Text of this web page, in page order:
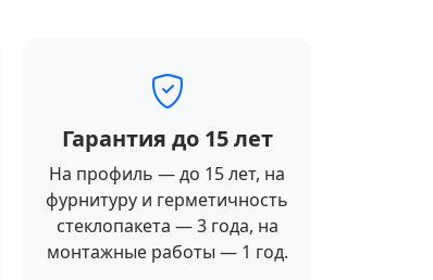
Гарантия до 15 лет
На профиль — до 15 лет, на
фурнитуру и герметичность
стеклопакета — 3 года, на
монтажные работы — 1 год.